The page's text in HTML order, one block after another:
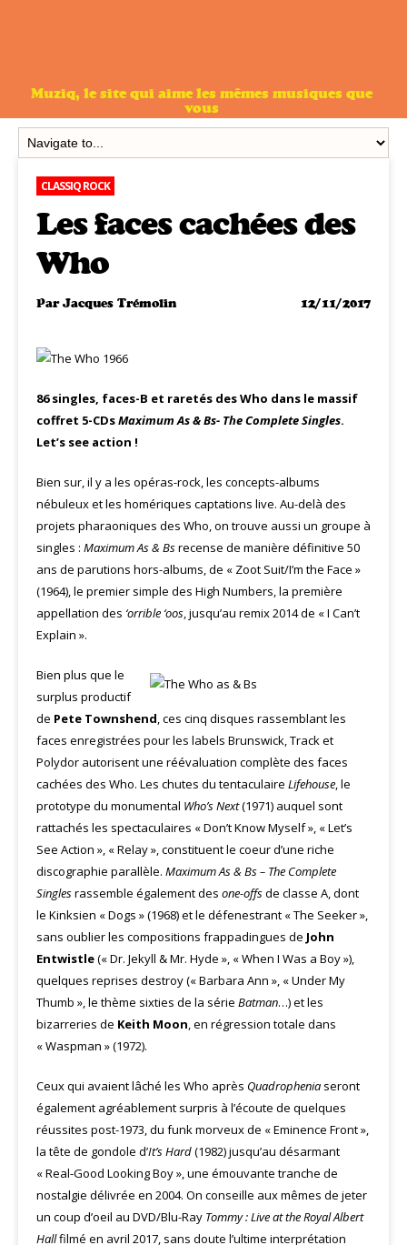
Muziq, le site qui aime les mêmes musiques que
vous
CLASSIQ ROCK
Les faces cachées des
Who
ParJacques Trémolin 12/11/2017
86 singles, faces-B et raretés des Who dans le massif
coffret 5-CDsMaximum As & Bs- The Complete Singles.
Let’s see action !
Bien sur, il y a les opéras-rock, les concepts-albums
nébuleux et les homériques captations live. Au-delà des
projets pharaoniques des Who, on trouve aussi un groupe à
singles : Maximum As & Bsrecense de manière définitive 50
ans de parutions hors-albums, de « Zoot Suit/I’m the Face »
(1964), le premier simple des High Numbers, la première
appellation des ‘orrible ‘oos, jusqu’au remix 2014 de « I Can’t
Explain ».
Bien plus que le
surplus productif
de Pete Townshend, ces cinq disques rassemblant les
faces enregistrées pour les labels Brunswick, Track et
Polydor autorisent une réévaluation complète des faces
cachées des Who. Les chutes du tentaculaire Lifehouse, le
prototype du monumental Who’s Next(1971) auquel sont
rattachés les spectaculaires « Don’t Know Myself », « Let’s
See Action », « Relay », constituent le coeur d’une riche
discographie parallèle. Maximum As & Bs – The Complete
Singlesrassemble également des one-offsde classe A, dont
le Kinksien « Dogs » (1968) et le défenestrant « The Seeker »,
sans oublier les compositions frappadingues de John
Entwistle(« Dr. Jekyll & Mr. Hyde », « When I Was a Boy »),
quelques reprises destroy (« Barbara Ann », « Under My
Thumb », le thème sixties de la série Batman…) et les
bizarreries de Keith Moon, en régression totale dans
« Waspman » (1972).
Ceux qui avaient lâché les Who après Quadrophenia seront
également agréablement surpris à l’écoute de quelques
réussites post-1973, du funk morveux de « Eminence Front »,
la tête de gondole d’It’s Hard(1982) jusqu’au désarmant
« Real-Good Looking Boy », une émouvante tranche de
nostalgie délivrée en 2004. On conseille aux mêmes de jeter
un coup d’oeil au DVD/Blu-Ray Tommy : Live at the Royal Albert
Hallfilmé en avril 2017, sans doute l’ultime interprétation